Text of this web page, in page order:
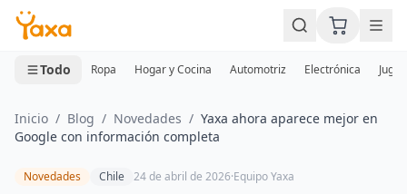
MINI CARRITO
0 productos
Todo Ropa Hogar y Cocina Automotriz Electrónica
Inicio / Blog / Novedades / Yaxa ahora aparece mejor en
Google con información completa
Novedades Chile 24 de abril de 2026·Equipo Yaxa